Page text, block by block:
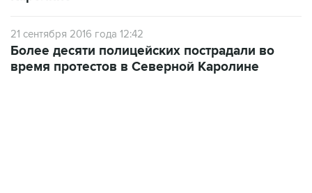
21 сентября 2016 года 12:42
Более десяти полицейских пострадали во
время протестов в Северной Каролине